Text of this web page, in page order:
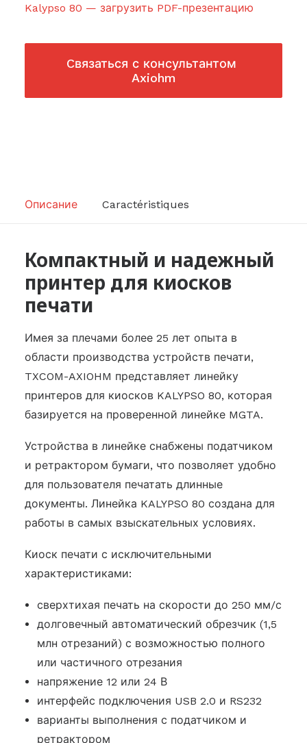
Kalypso 80 — загрузить PDF-презентацию
Cвязаться с консультантом
Axiohm
Описание Caractéristiques
Компактный и надежный
принтер для киосков
печати
Имея за плечами более 25 лет опыта в
области производства устройств печати,
TXCOM-AXIOHM представляет линейку
принтеров для киосков KALYPSO 80, которая
базируется на проверенной линейке MGTA.
Устройства в линейке снабжены податчиком
и ретрактором бумаги, что позволяет удобно
для пользователя печатать длинные
документы. Линейка KALYPSO 80 создана для
работы в самых взыскательных условиях.
Киоск печати с исключительными
характеристиками:
сверхтихая печать на скорости до 250 мм/с
долговечный автоматический обрезчик (1,5
млн отрезаний) с возможностью полного
или частичного отрезания
напряжение 12 или 24 В
интерфейс подключения USB 2.0 и RS232
варианты выполнения с податчиком и
ретрактором